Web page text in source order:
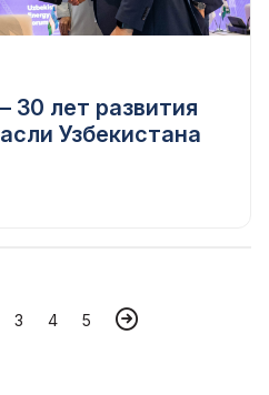
30 лет развития
Узбекистана
3 4 5